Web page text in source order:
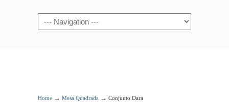
Home → Mesa Quadrada → Conjunto Dara